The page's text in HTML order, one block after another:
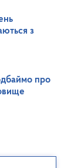
з
про